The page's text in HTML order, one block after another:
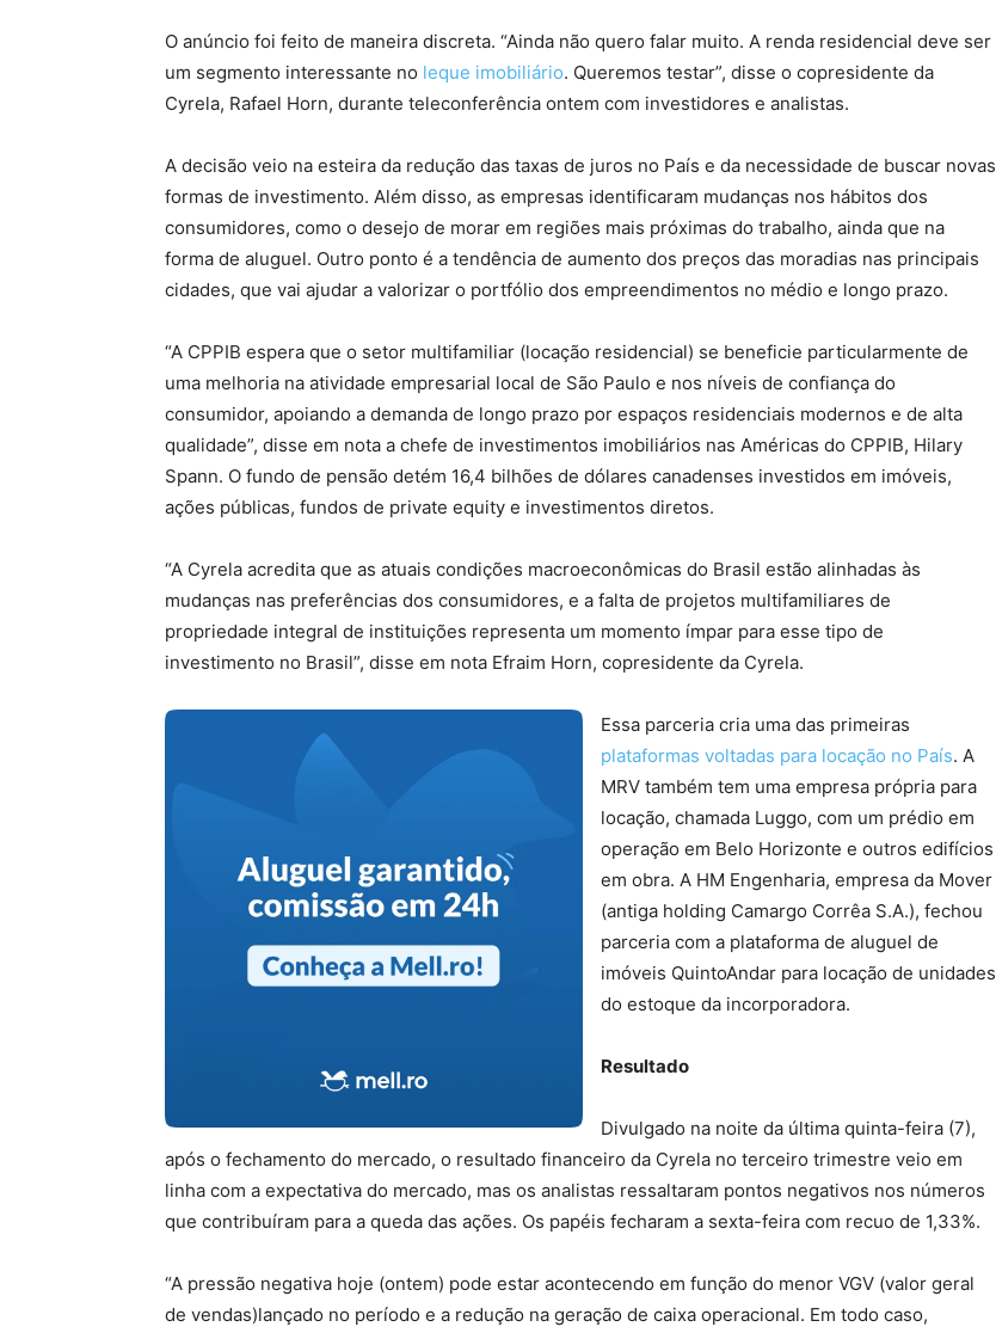
O anúncio foi feito de maneira discreta. “Ainda não quero falar muito. A renda residencial deve ser
um segmento interessante no leque imobiliário. Queremos testar”, disse o copresidente da
Cyrela, Rafael Horn, durante teleconferência ontem com investidores e analistas.
A decisão veio na esteira da redução das taxas de juros no País e da necessidade de buscar novas
formas de investimento. Além disso, as empresas identificaram mudanças nos hábitos dos
consumidores, como o desejo de morar em regiões mais próximas do trabalho, ainda que na
forma de aluguel. Outro ponto é a tendência de aumento dos preços das moradias nas principais
cidades, que vai ajudar a valorizar o portfólio dos empreendimentos no médio e longo prazo.
“A CPPIB espera que o setor multifamiliar (locação residencial) se beneficie particularmente de
uma melhoria na atividade empresarial local de São Paulo e nos níveis de confiança do
consumidor, apoiando a demanda de longo prazo por espaços residenciais modernos e de alta
qualidade”, disse em nota a chefe de investimentos imobiliários nas Américas do CPPIB, Hilary
Spann. O fundo de pensão detém 16,4 bilhões de dólares canadenses investidos em imóveis,
ações públicas, fundos de private equity e investimentos diretos.
“A Cyrela acredita que as atuais condições macroeconômicas do Brasil estão alinhadas às
mudanças nas preferências dos consumidores, e a falta de projetos multifamiliares de
propriedade integral de instituições representa um momento ímpar para esse tipo de
investimento no Brasil”, disse em nota Efraim Horn, copresidente da Cyrela.
Essa parceria cria uma das primeiras
plataformas voltadas para locação no País. A
MRV também tem uma empresa própria para
locação, chamada Luggo, com um prédio em
operação em Belo Horizonte e outros edifícios
em obra. A HM Engenharia, empresa da Mover
(antiga holding Camargo Corrêa S.A.), fechou
parceria com a plataforma de aluguel de
imóveis QuintoAndar para locação de unidades
do estoque da incorporadora.
Resultado
Divulgado na noite da última quinta-feira (7),
após o fechamento do mercado, o resultado financeiro da Cyrela no terceiro trimestre veio em
linha com a expectativa do mercado, mas os analistas ressaltaram pontos negativos nos números
que contribuíram para a queda das ações. Os papéis fecharam a sexta-feira com recuo de 1,33%.
“A pressão negativa hoje (ontem) pode estar acontecendo em função do menor VGV (valor geral
de vendas)lançado no período e a redução na geração de caixa operacional. Em todo caso,